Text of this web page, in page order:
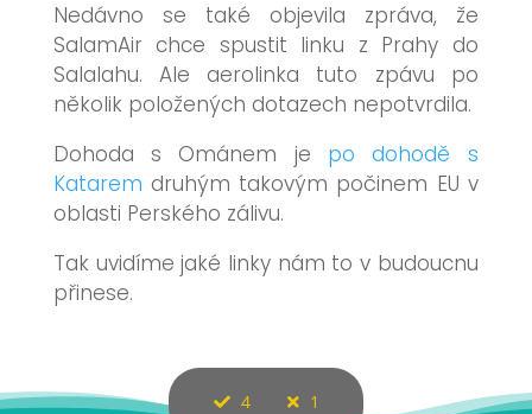
Nedávno se také objevila zpráva, že
SalamAir chce spustit linku z Prahy do
Salalahu. Ale aerolinka tuto zpávu po
několik položených dotazech nepotvrdila.
Dohoda s Ománem je po dohodě s
Katarem druhým takovým počinem EU v
oblasti Perského zálivu.
Tak uvidíme jaké linky nám to v budoucnu
přinese.
4 1